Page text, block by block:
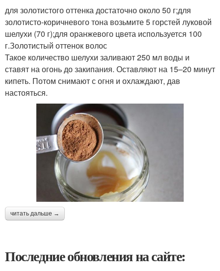
для золотистого оттенка достаточно около 50 г;для
золотисто-коричневого тона возьмите 5 горстей луковой
шелухи (70 г);для оранжевого цвета используется 100
г.Золотистый оттенок волос
Такое количество шелухи заливают 250 мл воды и
ставят на огонь до закипания. Оставляют на 15–20 минут
кипеть. Потом снимают с огня и охлаждают, дав
настояться.
читать дальше →
Последние обновления на сайте: